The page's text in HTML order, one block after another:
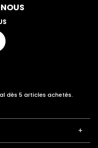
dès 5 articles achetés.